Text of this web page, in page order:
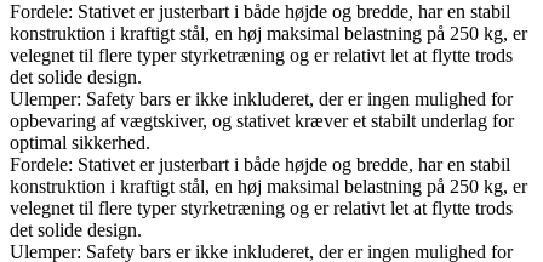
Fordele: Stativet er justerbart i både højde og bredde, har en stabil
konstruktion i kraftigt stål, en høj maksimal belastning på 250 kg, er
velegnet til flere typer styrketræning og er relativt let at flytte trods
det solide design.
Ulemper: Safety bars er ikke inkluderet, der er ingen mulighed for
opbevaring af vægtskiver, og stativet kræver et stabilt underlag for
optimal sikkerhed.
Fordele: Stativet er justerbart i både højde og bredde, har en stabil
konstruktion i kraftigt stål, en høj maksimal belastning på 250 kg, er
velegnet til flere typer styrketræning og er relativt let at flytte trods
det solide design.
Ulemper: Safety bars er ikke inkluderet, der er ingen mulighed for